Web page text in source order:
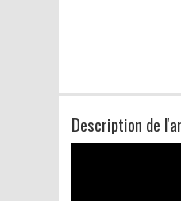
Description de